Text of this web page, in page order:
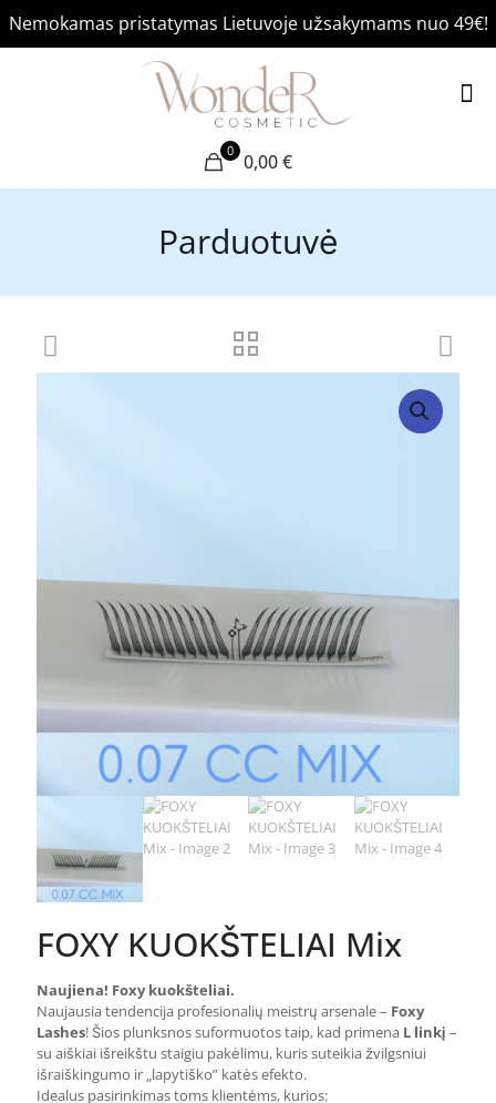
Nemokamas pristatymas Lietuvoje užsakymams nuo 49€!
0 0,00 €
Parduotuvė
FOXY KUOKŠTELIAI Mix
Naujiena! Foxy kuokšteliai.
Naujausia tendencija profesionalių meistrų arsenale – Foxy
Lashes! Šios plunksnos suformuotos taip, kad primena L linkį –
su aiškiai išreikštu staigiu pakėlimu, kuris suteikia žvilgsniui
išraiškingumo ir „lapytiško” katės efekto.
Idealus pasirinkimas toms klientėms, kurios: